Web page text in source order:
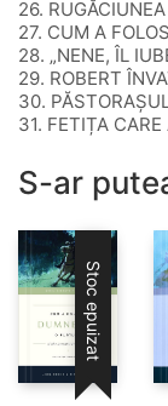
26.
27. CUM A
28. „NENE, ÎL
29. ROBERT
30.
31. FETIȚA
S-ar
Stoc epuizat